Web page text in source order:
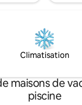
Climatisation
maisons de
piscine